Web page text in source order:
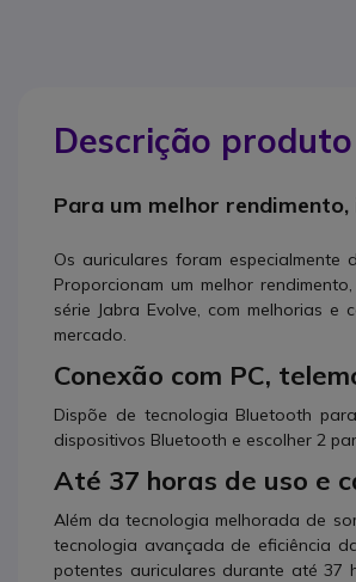
Descrição produto
Para um melhor
Os auriculares foram
Proporcionam um melhor
série Jabra Evolve, com melhorias
mercado.
Conexão com PC,
Dispõe de tecnologia Bluetooth
dispositivos Bluetooth e escolher 2
Até 37 horas de uso e
Além da tecnologia melhorada de
tecnologia avançada de eficiência
potentes auriculares durante até 37